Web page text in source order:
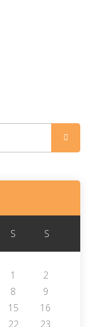
S S
1
2
8
9
15
16
22
23